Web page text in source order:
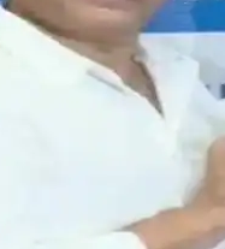
గాయపడిన
దిల్ రాజు
మాట్లాడుతూ
కోలుకుంటాడని